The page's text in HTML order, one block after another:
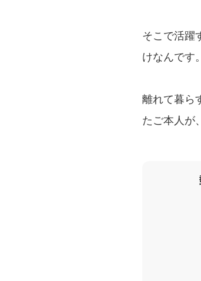
そこで活躍
けなんです。
離れて暮ら
たご本人が